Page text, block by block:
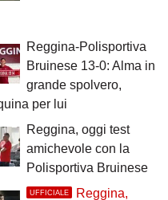
Reggina-Polisportiva
Bruinese 13-0: Alma in
grande spolvero,
per lui
Reggina, oggi test
amichevole con la
Polisportiva Bruinese
UFFICIALE
Reggina,